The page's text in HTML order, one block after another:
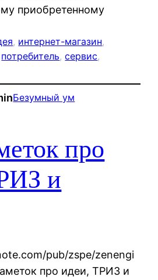
приобретенному
, интернет-магазин
потребитель, сервис
Безумный ум
про
и
pub/zspe/zenengi
про идеи, ТРИЗ и